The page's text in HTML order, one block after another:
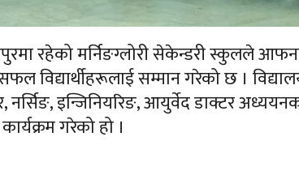
रहेको मर्निङग्लोरी सेकेन्डरी स्कुलले
विद्यार्थीहरूलाई सम्मान गरेको छ ।
नर्सिङ, इन्जिनियरिङ, आयुर्वेद डाक्टर
गरेको हो ।